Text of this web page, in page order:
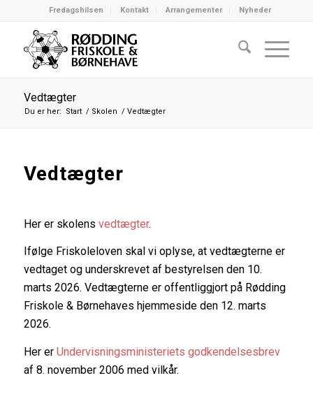
Fredagshilsen Kontakt Arrangementer Nyheder
Vedtægter
Du er her: Start / Skolen / Vedtægter
Vedtægter
Her er skolens vedtægter.
Ifølge Friskoleloven skal vi oplyse, at vedtægterne er
vedtaget og underskrevet af bestyrelsen den 10.
marts 2026. Vedtægterne er offentliggjort på Rødding
Friskole & Børnehaves hjemmeside den 12. marts
2026.
Her er Undervisningsministeriets godkendelsesbrev
af 8. november 2006 med vilkår.